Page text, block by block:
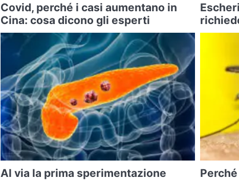
Covid, perché i casi aumentano in
Cina: cosa dicono gli esperti
Al via la prima sperimentazione